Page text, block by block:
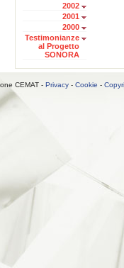
2002
2001
2000
Testimonianze
al Progetto
SONORA
CEMAT - Privacy- Cookie -